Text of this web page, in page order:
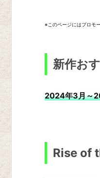
f
h
n
※このページにはプロモ
新作お
2024年3月～
Rise of